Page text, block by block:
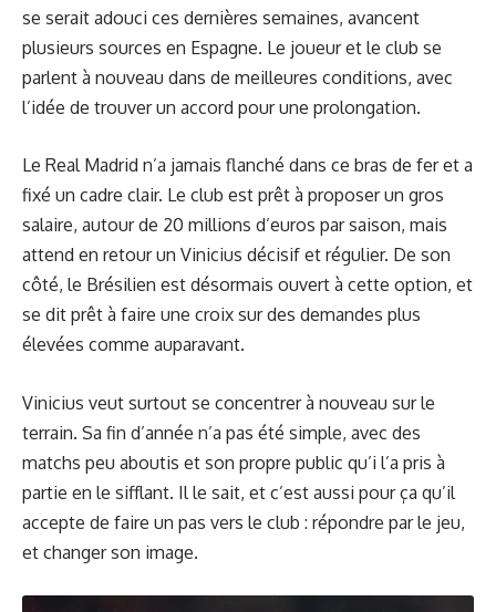
se serait adouci ces dernières semaines, avancent
plusieurs sources en Espagne. Le joueur et le club se
parlent à nouveau dans de meilleures conditions, avec
l’idée de trouver un accord pour une prolongation.
Le Real Madrid n’a jamais flanché dans ce bras de fer et a
fixé un cadre clair. Le club est prêt à proposer un gros
salaire, autour de 20 millions d’euros par saison, mais
attend en retour un Vinicius décisif et régulier. De son
côté, le Brésilien est désormais ouvert à cette option, et
se dit prêt à faire une croix sur des demandes plus
élevées comme auparavant.
Vinicius veut surtout se concentrer à nouveau sur le
terrain. Sa fin d’année n’a pas été simple, avec des
matchs peu aboutis et son propre public qu’i l’a pris à
partie en le sifflant. Il le sait, et c’est aussi pour ça qu’il
accepte de faire un pas vers le club : répondre par le jeu,
et changer son image.